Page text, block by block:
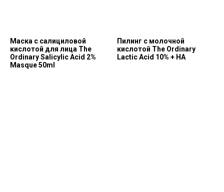
Маска с салициловой
кислотой для лица The
Ordinary Salicylic Acid 2%
Masque 50ml
Пилинг с молочной
кислотой The Ordinary
Lactic Acid 10% + HA